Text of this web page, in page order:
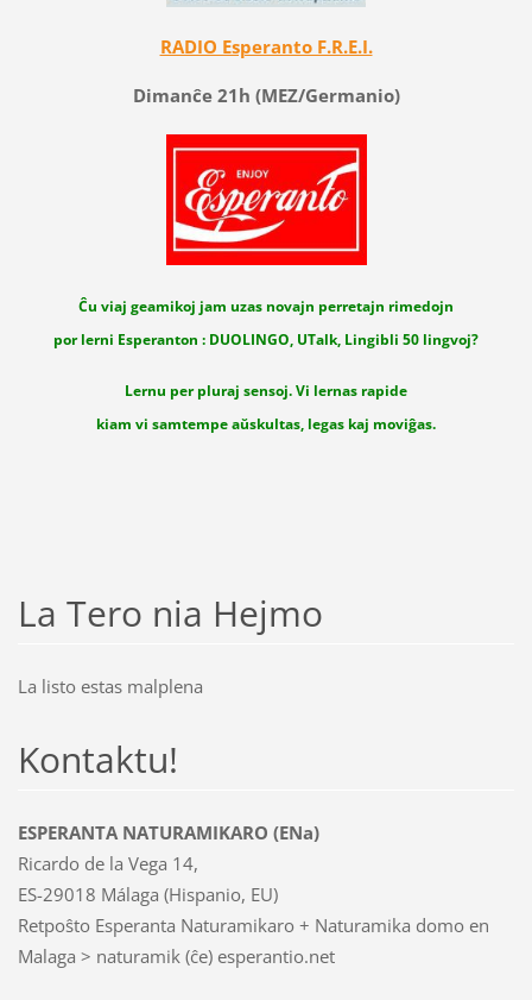
RADIO Esperanto F.R.E.I.
Dimanĉe 21h (MEZ/Germanio)
Ĉu viaj geamikoj jam uzas novajn perretajn rimedojn
por lerni Esperanton : DUOLINGO, UTalk, Lingibli 50 lingvoj?
Lernu per pluraj sensoj. Vi lernas rapide
kiam vi samtempe aŭskultas, legas kaj moviĝas.
La Tero nia Hejmo
La listo estas malplena
Kontaktu!
ESPERANTA NATURAMIKARO (ENa)
Ricardo de la Vega 14,
ES-29018 Málaga (Hispanio, EU)
Retpoŝto Esperanta Naturamikaro + Naturamika domo en
Malaga > naturamik (ĉe) esperantio.net